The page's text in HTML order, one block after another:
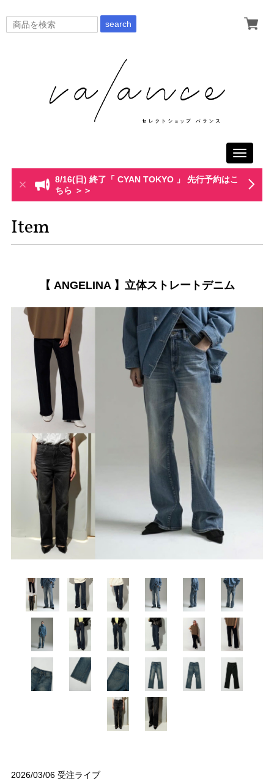
search
Toggle
8/16(日) 終了「 CYAN TOKYO 」 先行予約はこ
ちら ＞＞
Item
【 ANGELINA 】立体ストレートデニム
2026/03/06 受注ライブ